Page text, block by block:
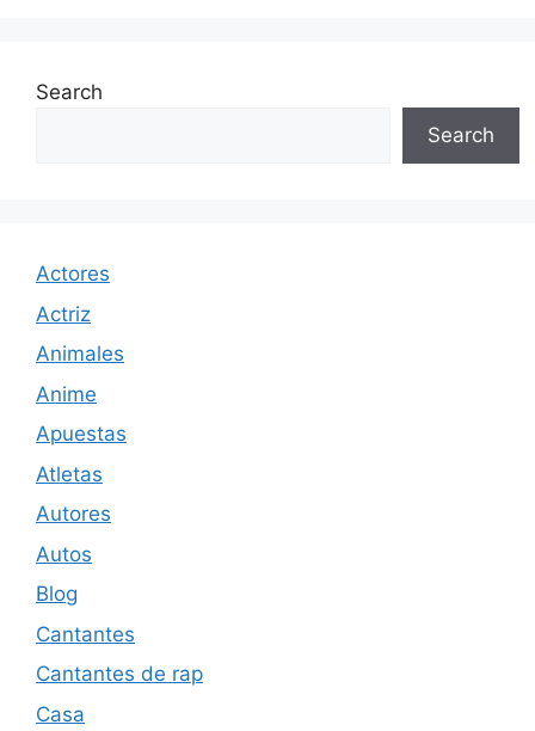
Search
Search
Actores
Actriz
Animales
Anime
Apuestas
Atletas
Autores
Autos
Blog
Cantantes
Cantantes de rap
Casa